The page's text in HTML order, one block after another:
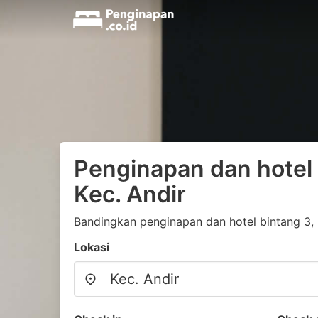
Penginapan dan
Kec. Andir
Bandingkan penginapan dan hotel bintang 3,
Lokasi